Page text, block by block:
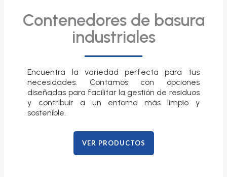
Contenedores de basura
industriales
Encuentra la variedad perfecta para tus
necesidades. Contamos con opciones
diseñadas para facilitar la gestión de residuos
y contribuir a un entorno más limpio y
sostenible.
VER PRODUCTOS